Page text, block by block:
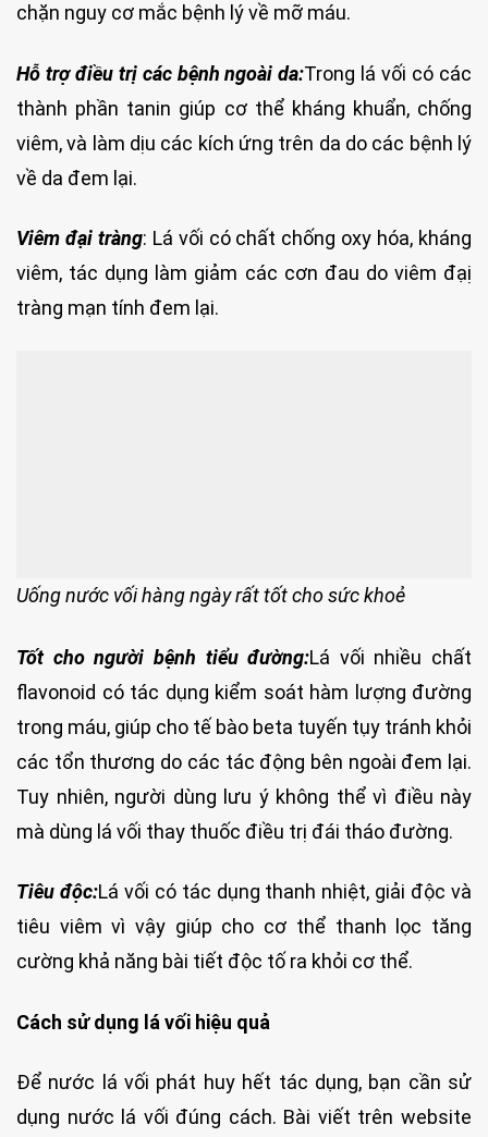
chặn nguy cơ mắc bệnh lý về mỡ máu.
Hỗ trợ điều trị các bệnh ngoài da:Trong lá vối có các
thành phần tanin giúp cơ thể kháng khuẩn, chống
viêm, và làm dịu các kích ứng trên da do các bệnh lý
về da đem lại.
Viêm đại tràng: Lá vối có chất chống oxy hóa, kháng
viêm, tác dụng làm giảm các cơn đau do viêm đạị
tràng mạn tính đem lại.
Uống nước vối hàng ngày rất tốt cho sức khoẻ
Tốt cho người bệnh tiểu đường:Lá vối nhiều chất
flavonoid có tác dụng kiểm soát hàm lượng đường
trong máu, giúp cho tế bào beta tuyến tụy tránh khỏi
các tổn thương do các tác động bên ngoài đem lại.
Tuy nhiên, người dùng lưu ý không thể vì điều này
mà dùng lá vối thay thuốc điều trị đái tháo đường.
Tiêu độc:Lá vối có tác dụng thanh nhiệt, giải độc và
tiêu viêm vì vậy giúp cho cơ thể thanh lọc tăng
cường khả năng bài tiết độc tố ra khỏi cơ thể.
Cách sử dụng lá vối hiệu quả
Để nước lá vối phát huy hết tác dụng, bạn cần sử
dụng nước lá vối đúng cách. Bài viết trên website